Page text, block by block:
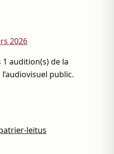
2026
audition(s) de la
public.
leitus